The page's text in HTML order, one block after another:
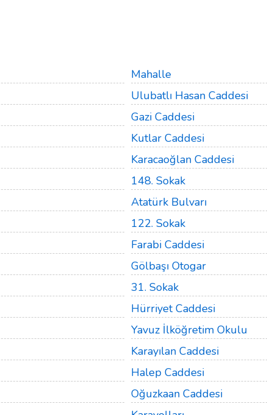
Mahalle
Ulubatlı Hasan Caddesi
Gazi Caddesi
Kutlar Caddesi
Karacaoğlan Caddesi
148. Sokak
Atatürk Bulvarı
122. Sokak
Farabi Caddesi
Gölbaşı Otogar
31. Sokak
Hürriyet Caddesi
Yavuz İlköğretim Okulu
Karayılan Caddesi
Halep Caddesi
Oğuzkaan Caddesi